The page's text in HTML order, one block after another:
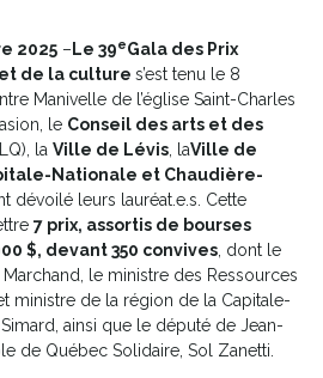
2025 – Le 39eGala des Prix
de la culture s’est tenu le 8
Manivelle de l’église Saint-Charles
le Conseil des arts et des
la Ville de Lévis , laVille de
Nationale et Chaudière-
dévoilé leurs lauréat.e.s. Cette
7 prix, assortis de bourses
$, devant 350 convives , dont le
le ministre des Ressources
ministre de la région de la Capitale-
ainsi que le député de Jean-
de Québec Solidaire, Sol Zanetti.